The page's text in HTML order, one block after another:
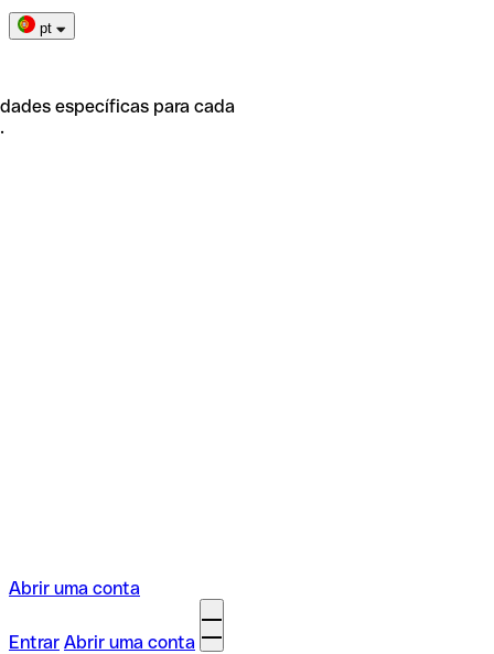
pt
específicas para cada
Abrir uma conta
Entrar Abrir uma conta